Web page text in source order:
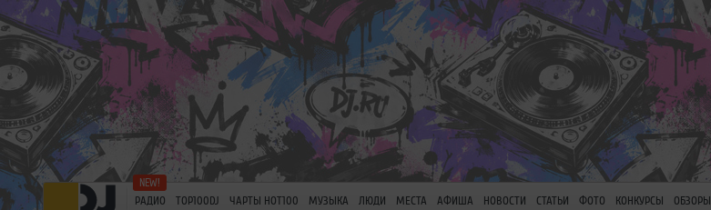
РАДИО TOP100DJ ЧАРТЫ HOT100 МУЗЫКА ЛЮДИ МЕСТА АФИША НОВОСТИ СТАТЬИ ФОТО КОНКУРСЫ ОБЗОРЫ